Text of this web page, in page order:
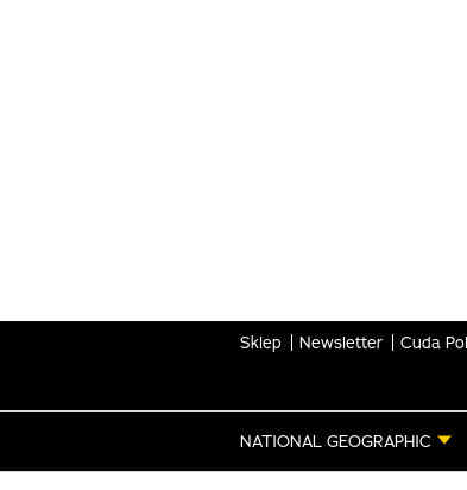
Sklep Newsletter Cuda
NATIONAL GEOGRAPHIC